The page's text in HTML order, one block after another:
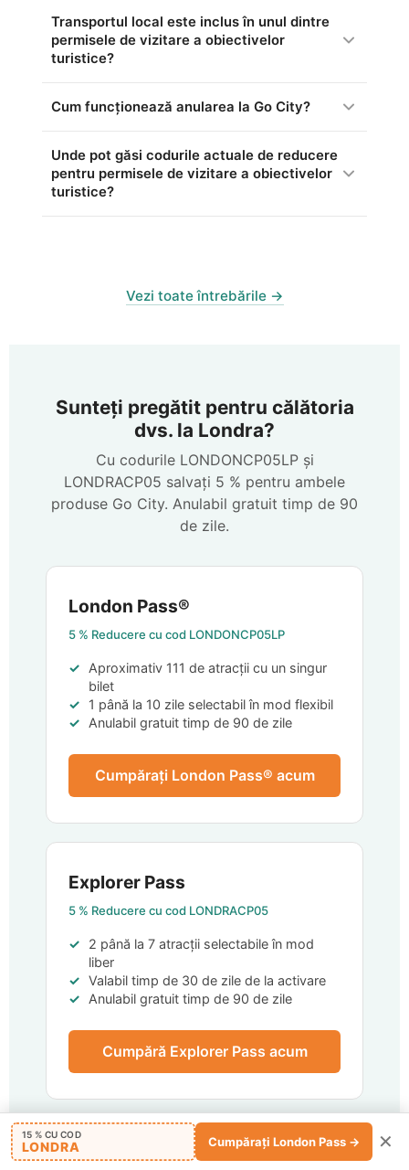
Transportul local este inclus în unul dintre
permisele de vizitare a obiectivelor
turistice?
Cum funcționează anularea la Go City?
Unde pot găsi codurile actuale de reducere
pentru permisele de vizitare a obiectivelor
turistice?
Vezi toate întrebările →
Sunteți pregătit pentru călătoria
dvs. la Londra?
Cu codurile LONDONCP05LPși
LONDRACP05 salvați 5 % pentru ambele
produse Go City. Anulabil gratuit timp de 90
de zile.
London Pass®
5 % Reducere cu cod LONDONCP05LP
Aproximativ 111 de atracții cu un singur
bilet
1 până la 10 zile selectabil în mod flexibil
Anulabil gratuit timp de 90 de zile
Cumpărați London Pass® acum
Explorer Pass
5 % Reducere cu cod LONDRACP05
2 până la 7 atracții selectabile în mod
liber
Valabil timp de 30 de zile de la activare
Anulabil gratuit timp de 90 de zile
Cumpără Explorer Pass acum
Încă nu sunteți sigur?
15 % CU COD
LONDRA Cumpărați London Pass → ✕